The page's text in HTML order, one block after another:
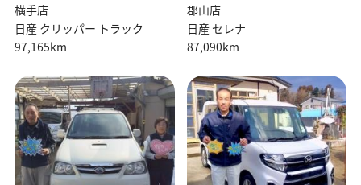
横手店
日産 クリッパー トラック
97,165km
郡山店
日産 セレナ
87,090km